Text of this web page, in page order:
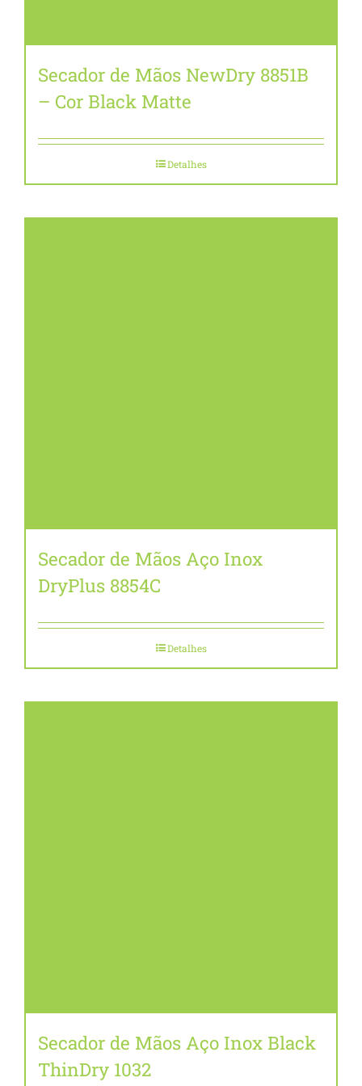
Secador de Mãos NewDry 8851B
– Cor Black Matte
Detalhes
Secador de Mãos Aço Inox
DryPlus 8854C
Detalhes
Secador de Mãos Aço Inox Black
ThinDry 1032